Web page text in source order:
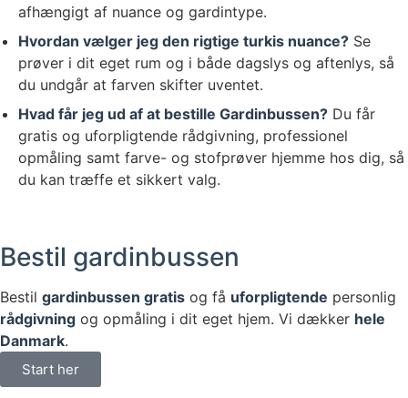
afhængigt af nuance og gardintype.
Hvordan vælger jeg den rigtige turkis nuance? Se
prøver i dit eget rum og i både dagslys og aftenlys, så
du undgår at farven skifter uventet.
Hvad får jeg ud af at bestille Gardinbussen? Du får
gratis og uforpligtende rådgivning, professionel
opmåling samt farve- og stofprøver hjemme hos dig, så
du kan træffe et sikkert valg.
Bestil gardinbussen
Bestil gardinbussen gratis og få uforpligtende personlig
rådgivning og opmåling i dit eget hjem. Vi dækker hele
Danmark.
Start her